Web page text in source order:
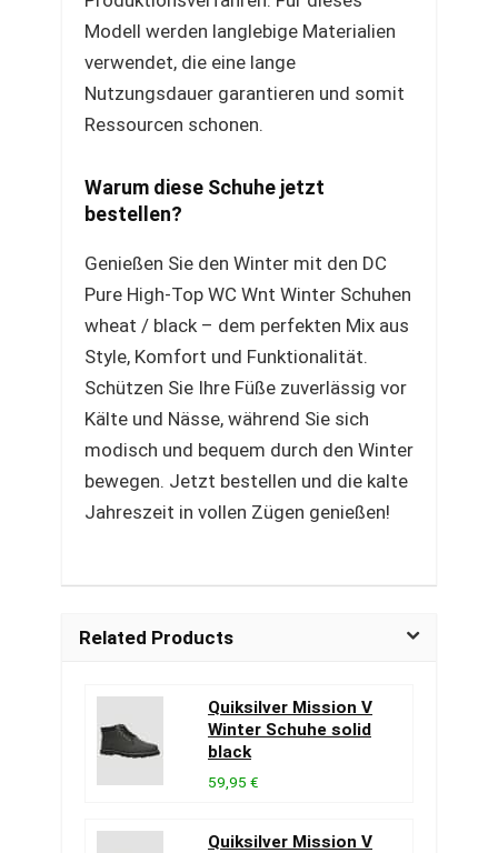
Modell werden langlebige Materialien
verwendet, die eine lange
Nutzungsdauer garantieren und somit
Ressourcen schonen.
Warum diese Schuhe jetzt
bestellen?
Genießen Sie den Winter mit den DC
Pure High-Top WC Wnt Winter Schuhen
wheat / black – dem perfekten Mix aus
Style, Komfort und Funktionalität.
Schützen Sie Ihre Füße zuverlässig vor
Kälte und Nässe, während Sie sich
modisch und bequem durch den Winter
bewegen. Jetzt bestellen und die kalte
Jahreszeit in vollen Zügen genießen!
Related Products
Quiksilver Mission V
Winter Schuhe solid
black
59,95 €
Quiksilver Mission V